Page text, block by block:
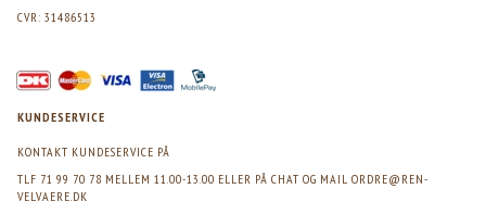
CVR: 31486513
KUNDESERVICE
KONTAKT KUNDESERVICE PÅ
TLF 71 99 70 78 MELLEM 11.00-13.00 ELLER PÅ CHAT OG MAIL ORDRE@REN-
VELVAERE.DK